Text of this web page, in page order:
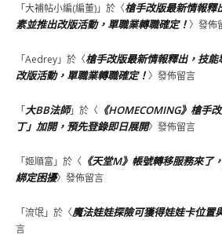
「大補帖小編(編董)」於〈槍手改版最新情報釋
素並推出改版活動，單職業轉職確定！〉發佈
「Aedrey」於〈槍手改版最新情報釋出，技
改版活動，單職業轉職確定！〉發佈留言
「大BB法師」於〈 《HOMECOMING》槍手
丁」加開，預先登錄即日展開〉發佈留言
「姬順富 」於〈 《天堂M》帳號轉移服務來了
綁定困擾〉發佈留言
「流氓」於〈魔法娃娃探險可獲得娃娃卡位置
言